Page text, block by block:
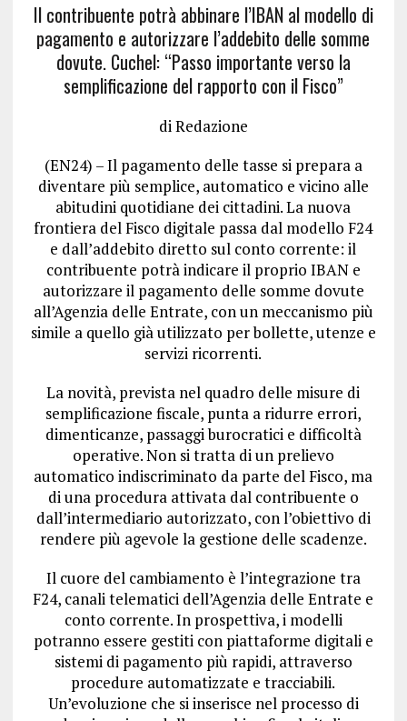
Il contribuente potrà abbinare l’IBAN al modello di
pagamento e autorizzare l’addebito delle somme
dovute. Cuchel: “Passo importante verso la
semplificazione del rapporto con il Fisco”
di Redazione
(EN24) – Il pagamento delle tasse si prepara a
diventare più semplice, automatico e vicino alle
abitudini quotidiane dei cittadini. La nuova
frontiera del Fisco digitale passa dal modello F24
e dall’addebito diretto sul conto corrente: il
contribuente potrà indicare il proprio IBAN e
autorizzare il pagamento delle somme dovute
all’Agenzia delle Entrate, con un meccanismo più
simile a quello già utilizzato per bollette, utenze e
servizi ricorrenti.
La novità, prevista nel quadro delle misure di
semplificazione fiscale, punta a ridurre errori,
dimenticanze, passaggi burocratici e difficoltà
operative. Non si tratta di un prelievo
automatico indiscriminato da parte del Fisco, ma
di una procedura attivata dal contribuente o
dall’intermediario autorizzato, con l’obiettivo di
rendere più agevole la gestione delle scadenze.
Il cuore del cambiamento è l’integrazione tra
F24, canali telematici dell’Agenzia delle Entrate e
conto corrente. In prospettiva, i modelli
potranno essere gestiti con piattaforme digitali e
sistemi di pagamento più rapidi, attraverso
procedure automatizzate e tracciabili.
Un’evoluzione che si inserisce nel processo di